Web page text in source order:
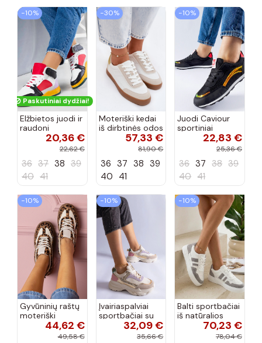
−10%
Paskutiniai dydžiai!
Elžbietos juodi ir
raudoni
aukštakulniai
sportbačiai
20,36 €
22,62 €
36 37 38 39
40 41
−30%
Moteriški kedai
iš dirbtinės odos
Big Star
TT274310 baltos
57,33 €
81,90 €
36 37 38 39
40 41
−10%
Juodi Caviour
sportiniai
sportbačiai22,83 €
25,36 €
36 37 38 39
40 41
−10%
Gyvūninių raštų
moteriški
sportbačiai ant
44,62 €
49,58 €
−10%
Įvairiaspalviai
sportbačiai su
blizgučiais32,09 €
35,66 €
−10%
Balti sportbačiai
iš natūralios
odos Cambell
70,23 €
78,04 €